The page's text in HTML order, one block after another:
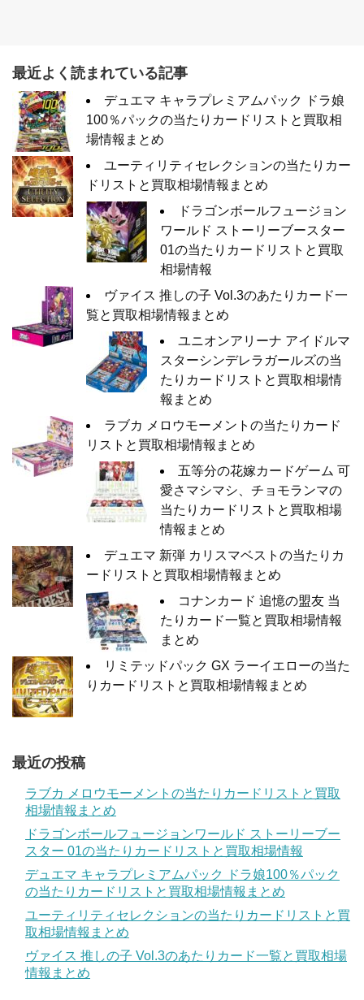
最近よく読まれている記事
デュエマ キャラプレミアムパック ドラ娘
100％パックの当たりカードリストと買取相
場情報まとめ
ユーティリティセレクションの当たりカー
ドリストと買取相場情報まとめ
ドラゴンボールフュージョン
ワールド ストーリーブースター
01の当たりカードリストと買取
相場情報
ヴァイス 推しの子 Vol.3のあたりカード一
覧と買取相場情報まとめ
ユニオンアリーナ アイドルマ
スターシンデレラガールズの当
たりカードリストと買取相場情
報まとめ
ラブカ メロウモーメントの当たりカード
リストと買取相場情報まとめ
五等分の花嫁カードゲーム 可
愛さマシマシ、チョモランマの
当たりカードリストと買取相場
情報まとめ
デュエマ 新弾 カリスマベストの当たりカ
ードリストと買取相場情報まとめ
コナンカード 追憶の盟友 当
たりカード一覧と買取相場情報
まとめ
リミテッドパック GX ラーイエローの当た
りカードリストと買取相場情報まとめ
最近の投稿
ラブカ メロウモーメントの当たりカードリストと買取
相場情報まとめ
ドラゴンボールフュージョンワールド ストーリーブー
スター 01の当たりカードリストと買取相場情報
デュエマ キャラプレミアムパック ドラ娘100％パック
の当たりカードリストと買取相場情報まとめ
ユーティリティセレクションの当たりカードリストと買
取相場情報まとめ
ヴァイス 推しの子 Vol.3のあたりカード一覧と買取相場
情報まとめ